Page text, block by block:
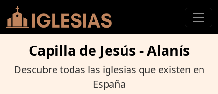
Capilla de Jesús - Alanís
Descubre todas las iglesias que existen en
España